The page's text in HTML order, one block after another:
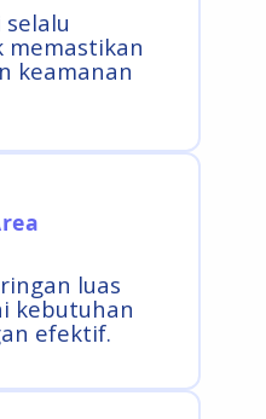
keamanan
luas
kebutuhan
efektif.